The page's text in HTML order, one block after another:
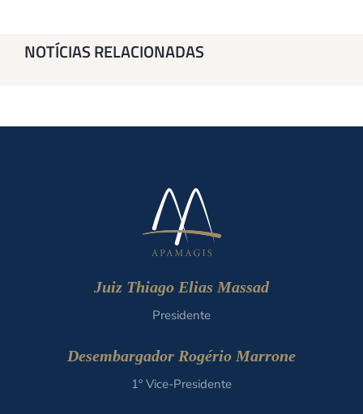
NOTÍCIAS RELACIONADAS
Juiz Thiago Elias Massad
Presidente
Desembargador Rogério Marrone
1º Vice-Presidente